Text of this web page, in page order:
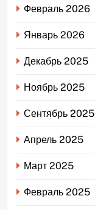
Февраль 2026
Январь 2026
Декабрь 2025
Ноябрь 2025
Сентябрь 2025
Апрель 2025
Март 2025
Февраль 2025